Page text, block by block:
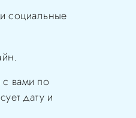
социальные
с вами по
дату и